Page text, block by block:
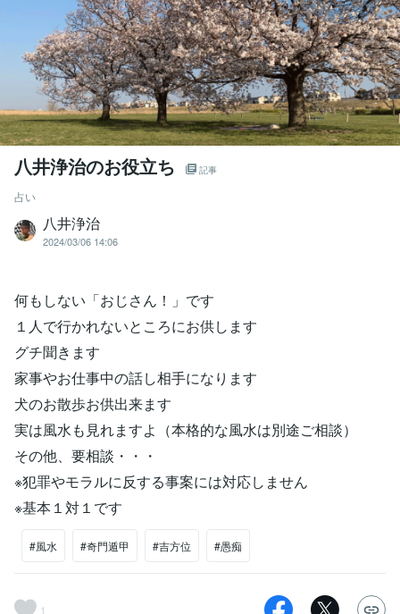
八井浄治のお役立ち 記事
占い
八井浄治
2024/03/06 14:06
何もしない「おじさん！」です
１人で行かれないところにお供します
グチ聞きます
家事やお仕事中の話し相手になります
犬のお散歩お供出来ます
実は風水も見れますよ（本格的な風水は別途ご相談）
その他、要相談・・・
※犯罪やモラルに反する事案には対応しません
※基本１対１です
#風水 #奇門遁甲 #吉方位 #愚痴
1